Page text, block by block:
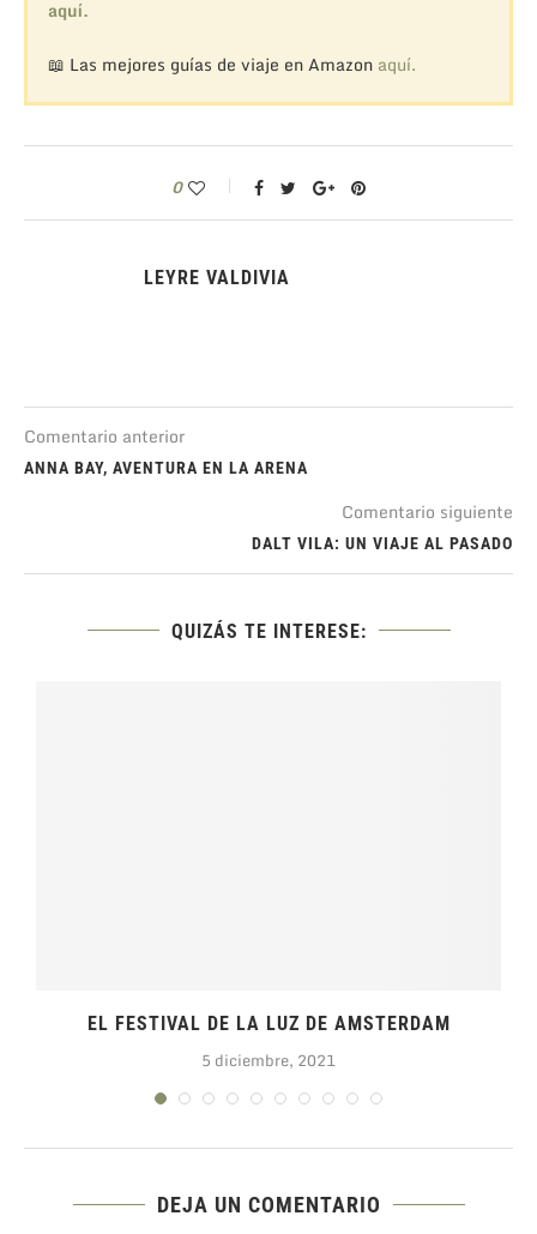
aquí.
📖 Las mejores guías de viaje en Amazon aquí.
0
LEYRE VALDIVIA
Comentario anterior
ANNA BAY, AVENTURA EN LA ARENA
Comentario siguiente
DALT VILA: UN VIAJE AL PASADO
QUIZÁS TE INTERESE:
EL FESTIVAL DE LA LUZ DE AMSTERDAM
5 diciembre, 2021
DEJA UN COMENTARIO